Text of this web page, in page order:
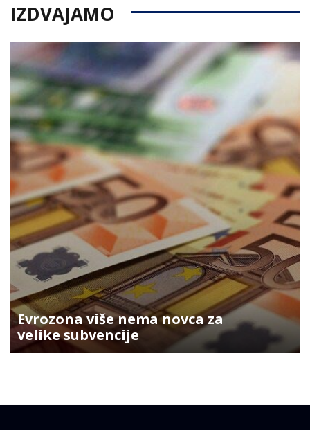
IZDVAJAMO
Evrozona više nema novca za
velike subvencije